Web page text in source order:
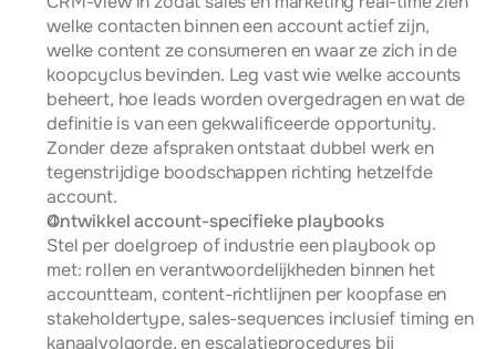
welke contacten binnen een account actief zijn,
welke content ze consumeren en waar ze zich in de
koopcyclus bevinden. Leg vast wie welke accounts
beheert, hoe leads worden overgedragen en wat de
definitie is van een gekwalificeerde opportunity.
Zonder deze afspraken ontstaat dubbel werk en
tegenstrijdige boodschappen richting hetzelfde
account.
Ontwikkel account-specifieke playbooks
Stel per doelgroep of industrie een playbook op
met: rollen en verantwoordelijkheden binnen het
accountteam, content-richtlijnen per koopfase en
stakeholdertype, sales-sequences inclusief timing en
kanaalvolgorde, en escalatieprocedures bij